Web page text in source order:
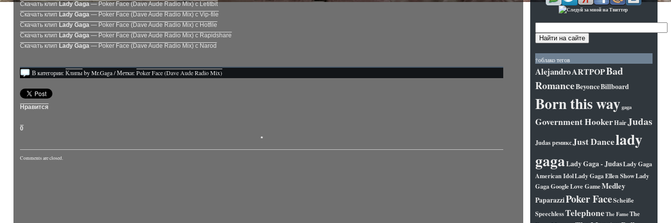
Скачать клипLady Gaga— Poker Face (Dave Aude Radio Mix) с Letitbit
Скачать клипLady Gaga — Poker Face (Dave Aude Radio Mix) с Vip-file
Скачать клипLady Gaga — Poker Face (Dave Aude Radio Mix) с Hotfile
Скачать клипLady Gaga — Poker Face (Dave Aude Radio Mix) с Rapidshare
Скачать клипLady Gaga — Poker Face (Dave Aude Radio Mix) с Narod
В категории:Клипыby Mr.Gaga / Метки:Poker Face (Dave Aude Radio Mix)
Нравится
0
*
Comments are closed.
†облако тегов
AlejandroARTPOPBad
RomanceBeyonceBillboard
Born this waygaga
Government HookerHairJudas
Judas ремиксJust Dancelady
gagaLady Gaga - JudasLady Gaga
American IdolLady Gaga Ellen ShowLady
Gaga GoogleLove GameMedley
PaparazziPoker FaceScheiße
SpeechlessTelephoneThe FameThe